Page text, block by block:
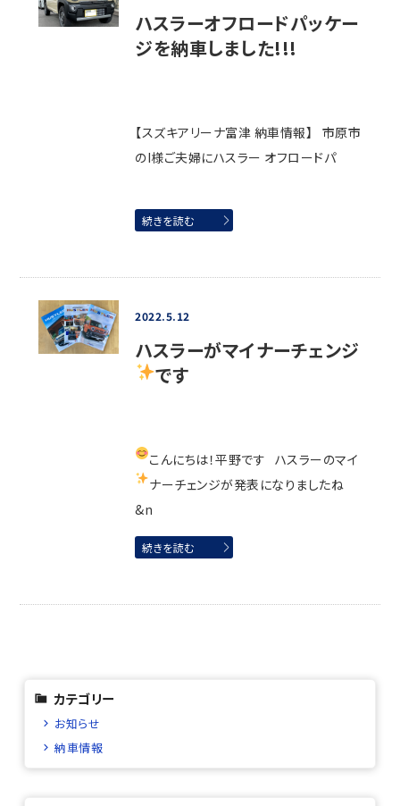
ハスラーオフロードパッケー
ジを納車しました!!!
【スズキアリーナ富津 納車情報】 市原市
のI様ご夫婦にハスラー オフロードパ
続きを読む
2022.5.12
ハスラーがマイナーチェンジ
です
こんにちは！平野です ハスラーのマイ
ナーチェンジが発表になりましたね
&n
続きを読む
カテゴリー
お知らせ
納車情報